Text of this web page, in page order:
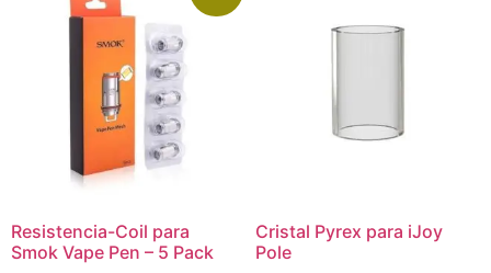
Resistencia-Coil para
Smok Vape Pen – 5 Pack
Cristal Pyrex para iJoy
Pole